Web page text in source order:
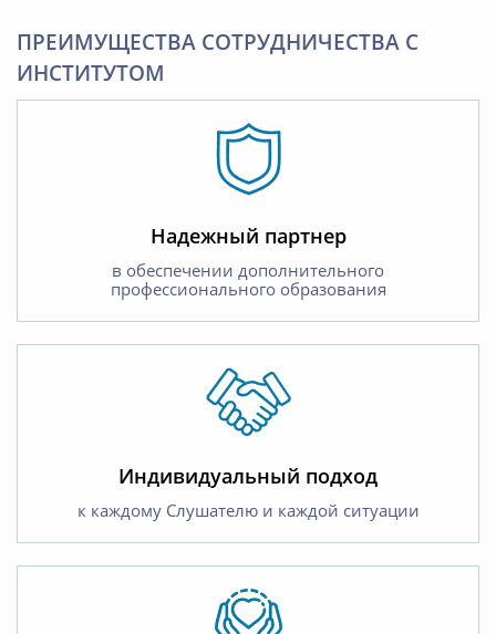
ПРЕИМУЩЕСТВА СОТРУДНИЧЕСТВА С
ИНСТИТУТОМ
Надежный партнер
в обеспечении дополнительного
профессионального образования
Индивидуальный подход
к каждому Слушателю и каждой ситуации